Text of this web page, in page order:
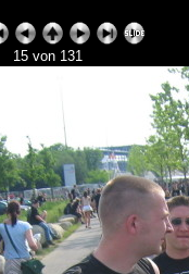
15 von 131